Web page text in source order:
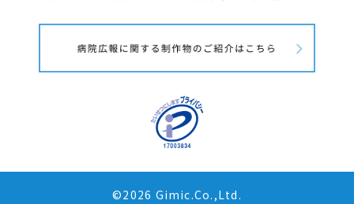
©2026 Gimic.Co.,Ltd.